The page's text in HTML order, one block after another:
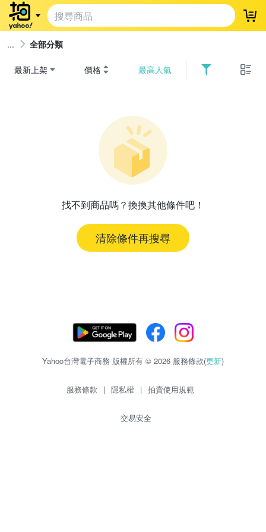
登
全部分類
最新上架 價格 最高人氣
找不到商品嗎？換換其他條件吧！
清除條件再搜尋
Yahoo台灣電子商務 版權所有 © 2026 服務條款(更新)
服務條款 | 隱私權 | 拍賣使用規範
交易安全